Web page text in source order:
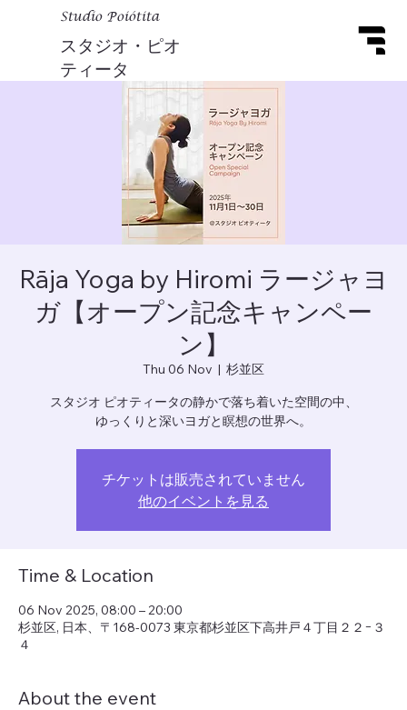
スタジオ・ピオ
ティータ
Studio Poiótita
Rāja Yoga by Hiromi ラージャヨ
ガ【オープン記念キャンペー
ン】
Thu 06 Nov
  |
杉並区
スタジオ ピオティータの静かで落ち着いた空間の中、
ゆっくりと深いヨガと瞑想の世界へ。
チケットは販売されていません
他のイベントを見る
Time & Location
06 Nov 2025, 08:00 – 20:00
杉並区, 日本、〒168-0073 東京都杉並区下高井戸４丁目２２−３
４
About the event